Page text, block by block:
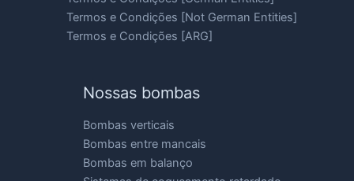
Termos e Condições [Not German Entities]
Termos e Condições [ARG]
Nossas bombas
Bombas verticais
Bombas entre mancais
Bombas em balanço